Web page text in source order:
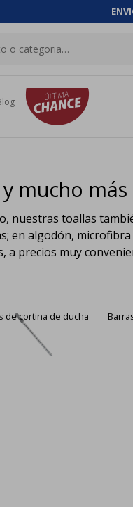
mucho más
nuestras toallas
en algodón,
precios muy
de cortina de ducha